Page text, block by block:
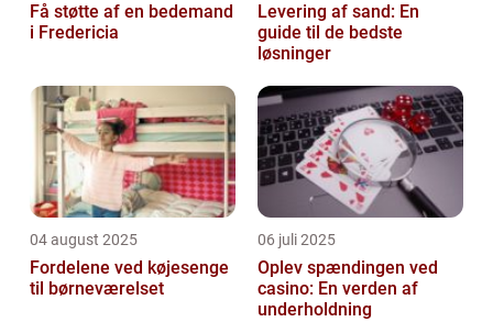
Få støtte af en bedemand
i Fredericia
Levering af sand: En
guide til de bedste
løsninger
04 august 2025
Fordelene ved køjesenge
til børneværelset
06 juli 2025
Oplev spændingen ved
casino: En verden af
underholdning